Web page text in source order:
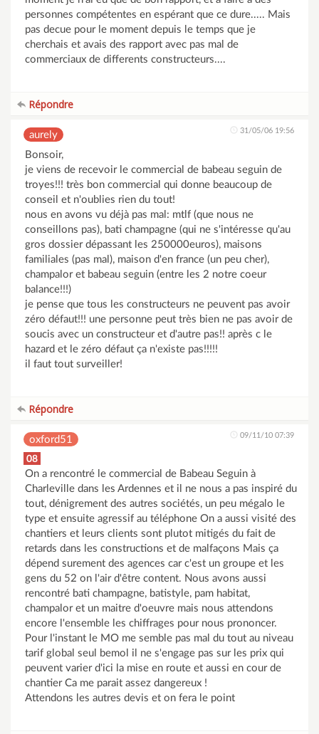
personnes compétentes en espérant que ce dure..... Mais
pas decue pour le moment depuis le temps que je
cherchais et avais des rapport avec pas mal de
commerciaux de differents constructeurs....
Répondre
aurely 31/05/06 19:56
Bonsoir,
je viens de recevoir le commercial de babeau seguin de
troyes!!! très bon commercial qui donne beaucoup de
conseil et n'oublies rien du tout!
nous en avons vu déjà pas mal: mtlf (que nous ne
conseillons pas), bati champagne (qui ne s'intéresse qu'au
gros dossier dépassant les 250000euros), maisons
familiales (pas mal), maison d'en france (un peu cher),
champalor et babeau seguin (entre les 2 notre coeur
balance!!!)
je pense que tous les constructeurs ne peuvent pas avoir
zéro défaut!!! une personne peut très bien ne pas avoir de
soucis avec un constructeur et d'autre pas!! après c le
hazard et le zéro défaut ça n'existe pas!!!!!
il faut tout surveiller!
Répondre
oxford51 09/11/10 07:39
08
On a rencontré le commercial de Babeau Seguin à
Charleville dans les Ardennes et il ne nous a pas inspiré du
tout, dénigrement des autres sociétés, un peu mégalo le
type et ensuite agressif au téléphone On a aussi visité des
chantiers et leurs clients sont plutot mitigés du fait de
retards dans les constructions et de malfaçons Mais ça
dépend surement des agences car c'est un groupe et les
gens du 52 on l'air d'être content. Nous avons aussi
rencontré bati champagne, batistyle, pam habitat,
champalor et un maitre d'oeuvre mais nous attendons
encore l'ensemble les chiffrages pour nous prononcer.
Pour l'instant le MO me semble pas mal du tout au niveau
tarif global seul bemol il ne s'engage pas sur les prix qui
peuvent varier d'ici la mise en route et aussi en cour de
chantier Ca me parait assez dangereux !
Attendons les autres devis et on fera le point